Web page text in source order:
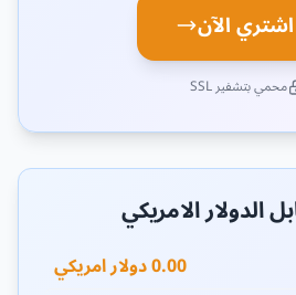
اشتري الآن
محمي بتشفير SSL
الدولار الامريكي
0.00 دولار امريكي